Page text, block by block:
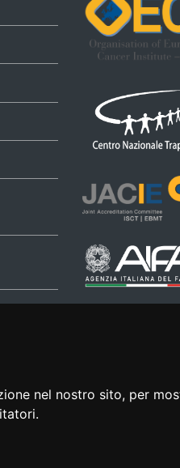
nel nostro sito, per